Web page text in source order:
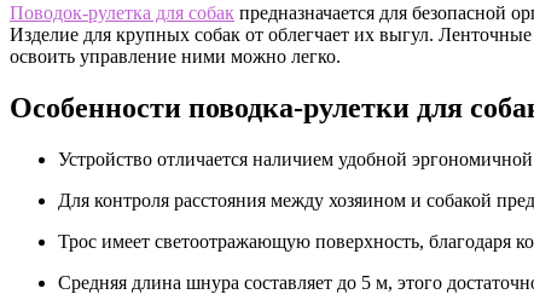
Поводок-рулетка для собак предназначается для безопасной
Изделие для крупных собак от облегчает их выгул.
освоить управление ними можно легко.
Особенности поводка-рулетки для
Устройство отличается наличием удобной
Для контроля расстояния между хозяином и собакой
Трос имеет светоотражающую поверхность, благодаря
Средняя длина шнура составляет до 5 м, этого